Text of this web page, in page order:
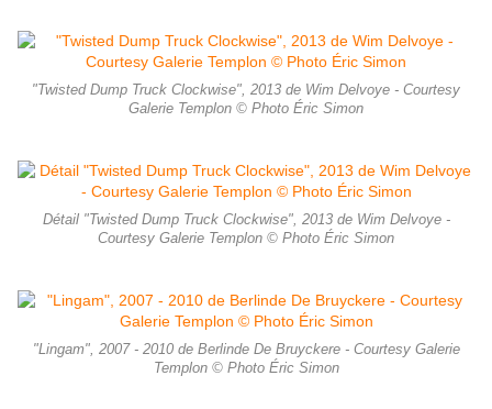
"Twisted Dump Truck Clockwise", 2013 de Wim Delvoye - Courtesy
Galerie Templon © Photo Éric Simon
Détail "Twisted Dump Truck Clockwise", 2013 de Wim Delvoye -
Courtesy Galerie Templon © Photo Éric Simon
"Lingam", 2007 - 2010 de Berlinde De Bruyckere - Courtesy Galerie
Templon © Photo Éric Simon